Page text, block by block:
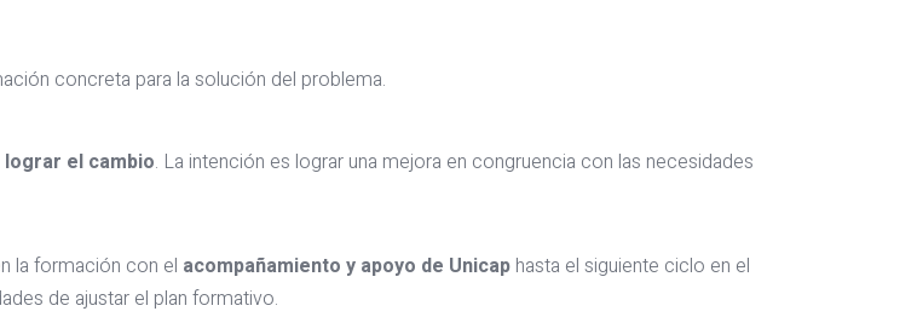
concreta para la solución del problema.
lograr el cambio. La intención es lograr una mejora en congruencia con las necesidades
la formación con el acompañamiento y apoyo de Unicap hasta el siguiente ciclo en el
de ajustar el plan formativo.